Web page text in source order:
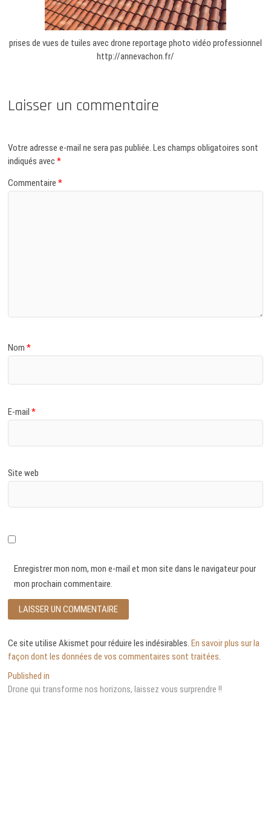
prises de vues de tuiles avec drone reportage photo vidéo professionnel
http://annevachon.fr/
Laisser un commentaire
Votre adresse e-mail ne sera pas publiée. Les champs obligatoires sont
indiqués avec*
Commentaire*
Nom*
E-mail*
Site web
Enregistrer mon nom, mon e-mail et mon site dans le navigateur pour
mon prochain commentaire.
Ce site utilise Akismet pour réduire les indésirables.En savoir plus sur la
façon dont les données de vos commentaires sont traitées.
Navigation
de
Published in
Drone qui transforme nos horizons, laissez vous surprendre !!